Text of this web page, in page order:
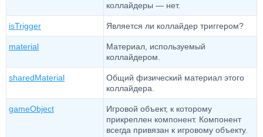
коллайдеры — нет.
isTrigger Является ли коллайдер триггером?
material
Материал, используемый
коллайдером.
sharedMaterial
Общий физический материал этого
коллайдера.
gameObject
Игровой объект, к которому
прикреплен компонент. Компонент
всегда привязан к игровому объекту.